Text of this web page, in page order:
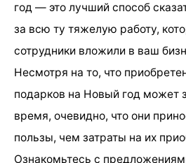
год — это лучший способ
за всю ту тяжелую работу,
сотрудники вложили в ваш
Несмотря на то, что
подарков на Новый год может
время, очевидно, что они
пользы, чем затраты на их
Ознакомьтесь с